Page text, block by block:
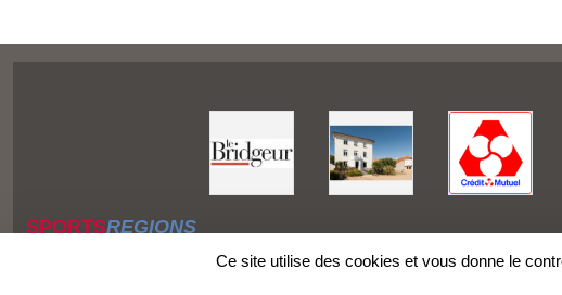
SPORTSREGIONS
Ce site utilise des cookies et vous donne le